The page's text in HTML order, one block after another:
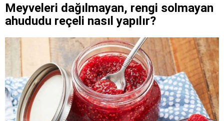
Meyveleri dağılmayan, rengi solmayan
ahududu reçeli nasıl yapılır?